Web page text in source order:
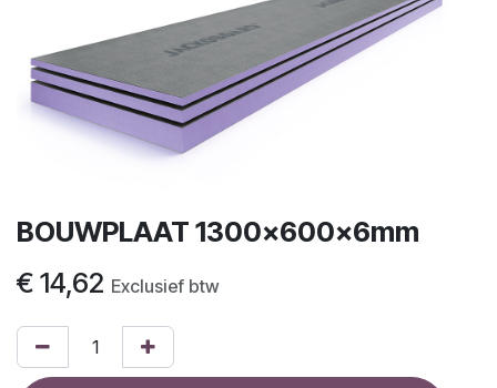
BOUWPLAAT 1300x600x6mm
€ 14,62 Exclusief btw